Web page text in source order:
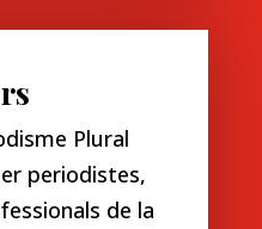
Plural
periodistes,
de la